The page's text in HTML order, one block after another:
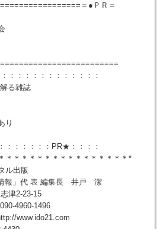
＝●ＰＲ＝
：：：：：：：：：：：：
る雑誌
り
：：：：：：PR★：：：：
＊＊＊＊＊＊＊＊＊＊＊＊＊＊＊＊*
ル出版
報」代 表 編集長 井戸 潔
津2-23-15
4960-1496
www.ido21.com